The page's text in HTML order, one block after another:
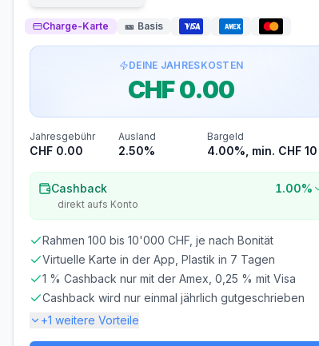
Charge-Karte 🎫 Basis
DEINE JAHRESKOSTEN
CHF 0.00
Jahresgebühr
CHF 0.00
Ausland
2.50%
Bargeld
4.00%, min. CHF 10
Cashback
direkt aufs Konto
1.00%
Rahmen 100 bis 10'000 CHF, je nach Bonität
Virtuelle Karte in der App, Plastik in 7 Tagen
1 % Cashback nur mit der Amex, 0,25 % mit Visa
Cashback wird nur einmal jährlich gutgeschrieben
+1 weitere Vorteile